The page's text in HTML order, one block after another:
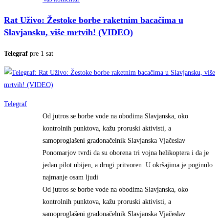
Rat Uživo: Žestoke borbe raketnim bacačima u
Slavjansku, više mrtvih! (VIDEO)
Telegraf pre 1 sat
Telegraf
Od jutros se borbe vode na obodima Slavjanska, oko
kontrolnih punktova, kažu proruski aktivisti, a
samoproglašeni gradonačelnik Slavjanska Vjačeslav
Ponomarjov tvrdi da su oborena tri vojna helikoptera i da je
jedan pilot ubijen, a drugi pritvoren. U okršajima je poginulo
najmanje osam ljudi
Od jutros se borbe vode na obodima Slavjanska, oko
kontrolnih punktova, kažu proruski aktivisti, a
samoproglašeni gradonačelnik Slavjanska Vjačeslav